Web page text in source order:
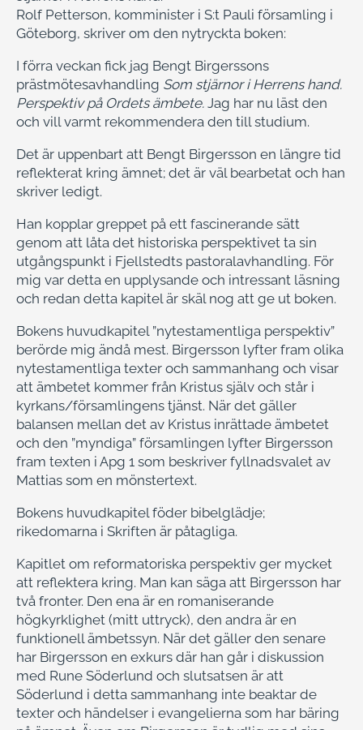
Rolf Petterson, komminister i S:t Pauli församling i
Göteborg, skriver om den nytryckta boken:
I förra veckan fick jag Bengt Birgerssons
prästmötesavhandling Som stjärnor i Herrens hand.
Perspektiv på Ordets ämbete. Jag har nu läst den
och vill varmt rekommendera den till studium.
Det är uppenbart att Bengt Birgersson en längre tid
reflekterat kring ämnet; det är väl bearbetat och han
skriver ledigt.
Han kopplar greppet på ett fascinerande sätt
genom att låta det historiska perspektivet ta sin
utgångspunkt i Fjellstedts pastoralavhandling. För
mig var detta en upplysande och intressant läsning
och redan detta kapitel är skäl nog att ge ut boken.
Bokens huvudkapitel ”nytestamentliga perspektiv”
berörde mig ändå mest. Birgersson lyfter fram olika
nytestamentliga texter och sammanhang och visar
att ämbetet kommer från Kristus själv och står i
kyrkans/församlingens tjänst. När det gäller
balansen mellan det av Kristus inrättade ämbetet
och den ”myndiga” församlingen lyfter Birgersson
fram texten i Apg 1 som beskriver fyllnadsvalet av
Mattias som en mönstertext.
Bokens huvudkapitel föder bibelglädje;
rikedomarna i Skriften är påtagliga.
Kapitlet om reformatoriska perspektiv ger mycket
att reflektera kring. Man kan säga att Birgersson har
två fronter. Den ena är en romaniserande
högkyrklighet (mitt uttryck), den andra är en
funktionell ämbetssyn. När det gäller den senare
har Birgersson en exkurs där han går i diskussion
med Rune Söderlund och slutsatsen är att
Söderlund i detta sammanhang inte beaktar de
texter och händelser i evangelierna som har bäring